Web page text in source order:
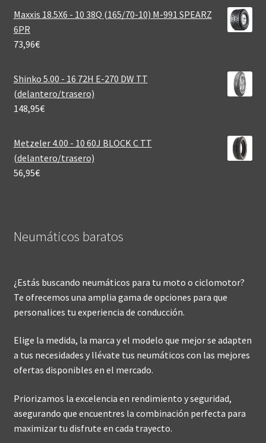
Maxxis 18.5X6 - 10 38Q (165/70-10) M-991 SPEARZ
6PR
73,96€
Shinko 5.00 - 16 72H E-270 DW TT
(delantero/trasero)
148,95€
Metzeler 4.00 - 10 60J BLOCK C TT
(delantero/trasero)
56,95€
Neumáticos baratos
¿Estás buscando neumáticos para tu moto o ciclomotor?
Te ofrecemos una amplia gama de opciones para que
personalices tu experiencia de conducción.
Elige la medida, la marca y el modelo que mejor se adapten
a tus necesidades y llévate tus neumáticos con las mejores
ofertas disponibles en el mercado.
Priorizamos la excelencia en rendimiento y seguridad,
asegurando que encuentres la combinación perfecta para
maximizar tu disfrute en cada trayecto.